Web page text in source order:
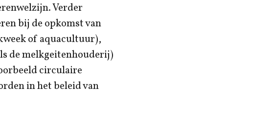
Verder
bij de opkomst van
of aquacultuur),
de melkgeitenhouderij)
circulaire
in het beleid van